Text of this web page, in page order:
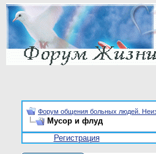
Форум общения больных людей.
Мусор и флуд
Регистрация